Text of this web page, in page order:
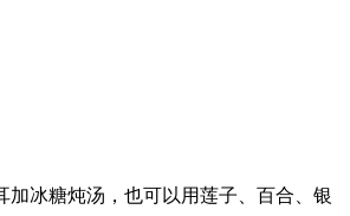
冰糖炖汤，也可以用莲子、百合、银